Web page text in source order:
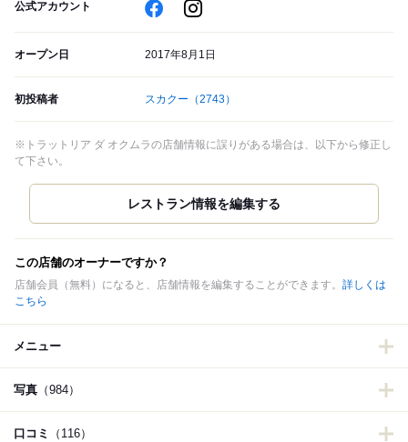
公式アカウント
オープン日 2017年8月1日
初投稿者 スカクー （2743）
※トラットリア ダ オクムラの店舗情報に誤りがある場合は、以下から修正し
て下さい。
この店舗のオーナーですか？
店舗会員（無料）になると、店舗情報を編集することができます。 詳しくは
こちら
メニュー
写真 （984）
口コミ （116）